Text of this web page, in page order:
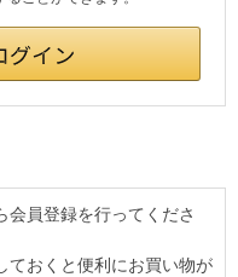
員登録を行ってくださ
ておくと便利にお買い物が